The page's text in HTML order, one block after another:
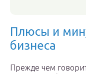
Плюсы и
бизнеса
Прежде чем